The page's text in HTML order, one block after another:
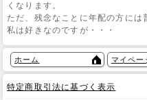
くなります。
ただ、残念なことに年配の方には
私は好きなのですが・・・
ホーム マイペー
特定商取引法に基づく表示